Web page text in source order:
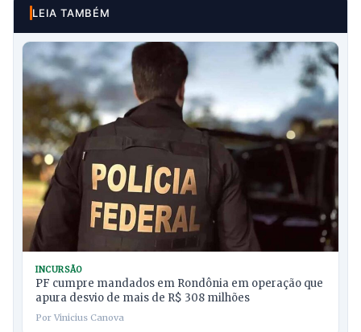
LEIA TAMBÉM
INCURSÃO
PF cumpre mandados em Rondônia em operação que
apura desvio de mais de R$ 308 milhões
Por Vinicius Canova